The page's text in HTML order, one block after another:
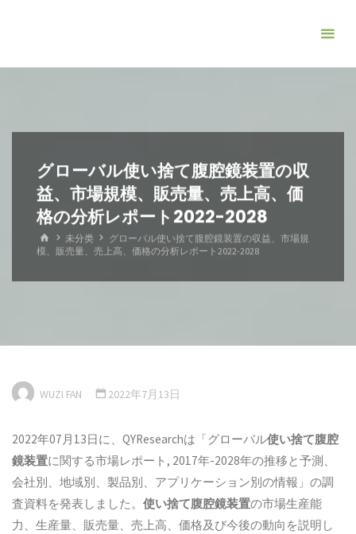
グローバル使い捨て腹腔鏡装置の収
益、市場規模、販売量、売上高、価
格の分析レポート2022-2028
ホ
ー
未分类
グローバル使い捨て腹腔鏡装置の収益、市場規
模、販売量、売上高、価格の分析レポート2022-2028
WUZI FAN 2022年7月13日
2022年07月13日に、QYResearchは「グローバル使い捨て腹腔
鏡装置に関する市場レポート, 2017年-2028年の推移と予測、
会社別、地域別、製品別、アプリケーション別の情報」の調
査資料を発表しました。使い捨て腹腔鏡装置の市場生産能
力、生産量、販売量、売上高、価格及び今後の動向を説明し